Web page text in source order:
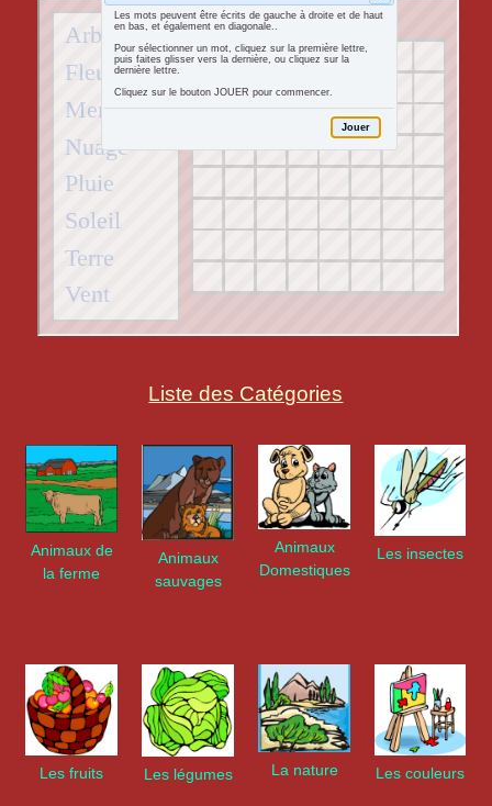
Liste des Catégories
Animaux de
la ferme
Animaux
sauvages
Animaux
Domestiques
Les insectes
Les fruits Les légumes La nature Les couleurs